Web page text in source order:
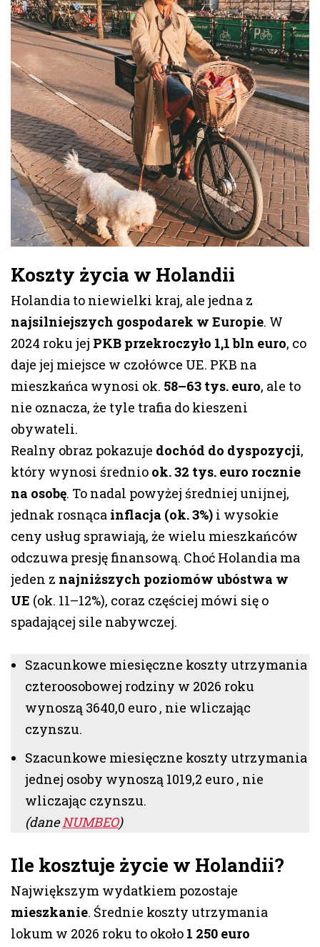
Koszty życia w Holandii
Holandia to niewielki kraj, ale jedna z
najsilniejszych gospodarek w Europie. W
2024 roku jej PKB przekroczyło 1,1 bln euro, co
daje jej miejsce w czołówce UE. PKB na
mieszkańca wynosi ok. 58–63 tys. euro, ale to
nie oznacza, że tyle trafia do kieszeni
obywateli.
Realny obraz pokazuje dochód do dyspozycji,
który wynosi średnio ok. 32 tys. euro rocznie
na osobę. To nadal powyżej średniej unijnej,
jednak rosnąca inflacja (ok. 3%) i wysokie
ceny usług sprawiają, że wielu mieszkańców
odczuwa presję finansową. Choć Holandia ma
jeden z najniższych poziomów ubóstwa w
UE (ok. 11–12%), coraz częściej mówi się o
spadającej sile nabywczej.
Szacunkowe miesięczne koszty utrzymania
czteroosobowej rodziny w 2026 roku
wynoszą 3640,0 euro , nie wliczając
czynszu.
Szacunkowe miesięczne koszty utrzymania
jednej osoby wynoszą 1019,2 euro , nie
wliczając czynszu.
(daneNUMBEO)
Ile kosztuje życie w Holandii?
Największym wydatkiem pozostaje
mieszkanie. Średnie koszty utrzymania
lokum w 2026 roku to około 1 250 euro